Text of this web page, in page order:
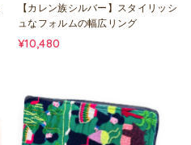
【カレン族シルバー】スタイリッシ
ュなフォルムの幅広リング
¥10,480